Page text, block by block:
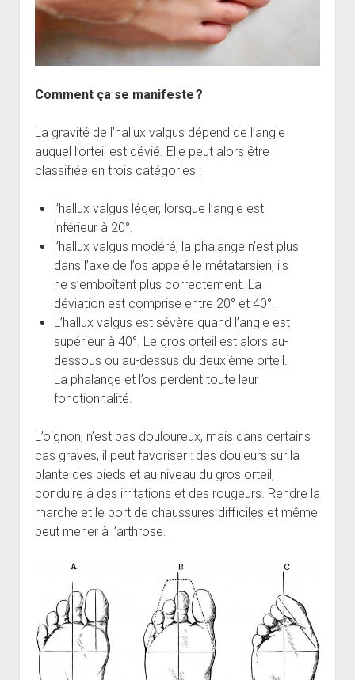
Comment ça se manifeste ?
La gravité de l’hallux valgus dépend de l’angle
auquel l’orteil est dévié. Elle peut alors être
classifiée en trois catégories :
l’hallux valgus léger, lorsque l’angle est
inférieur à 20°.
l’hallux valgus modéré, la phalange n’est plus
dans l’axe de l’os appelé le métatarsien, ils
ne s’emboîtent plus correctement. La
déviation est comprise entre 20° et 40°.
L’hallux valgus est sévère quand l’angle est
supérieur à 40°. Le gros orteil est alors au-
dessous ou au-dessus du deuxième orteil.
La phalange et l’os perdent toute leur
fonctionnalité.
L’oignon, n’est pas douloureux, mais dans certains
cas graves, il peut favoriser : des douleurs sur la
plante des pieds et au niveau du gros orteil,
conduire à des irritations et des rougeurs. Rendre la
marche et le port de chaussures difficiles et même
peut mener à l’arthrose.